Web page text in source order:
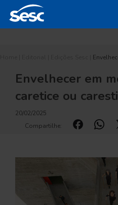
Envelhecer em
caretice ou
20/02/2025
Compartilhe: